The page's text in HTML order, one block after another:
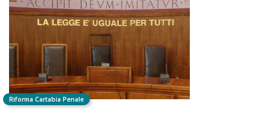
Riforma Cartabia Penale